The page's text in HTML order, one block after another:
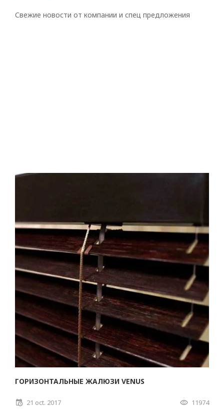
Свежие новости от компании и спец предложения
ГОРИЗОНТАЛЬНЫЕ ЖАЛЮЗИ VENUS
21 oct. 2017 11974